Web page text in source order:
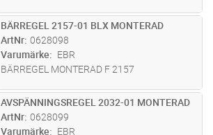
ST Lägg i kundvagn
BÄRREGEL 2157-01 BLX MONTERAD
ArtNr 0628098
Varumärke
EBR
BÄRREGEL MONTERAD F 2157
ST Lägg i kundvagn
AVSPÄNNINGSREGEL 2032-01 MONTERAD
ArtNr 0628099
Varumärke
EBR